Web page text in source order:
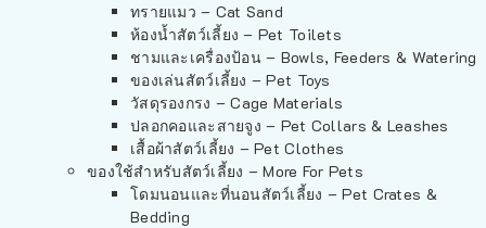
ทรายแมว – Cat Sand
ห้องน้ำสัตว์เลี้ยง – Pet Toilets
ชามและเครื่องป้อน – Bowls, Feeders & Watering
ของเล่นสัตว์เลี้ยง – Pet Toys
วัสดุรองกรง – Cage Materials
ปลอกคอและสายจูง – Pet Collars & Leashes
เสื้อผ้าสัตว์เลี้ยง – Pet Clothes
ของใช้สำหรับสัตว์เลี้ยง – More For Pets
โดมนอนและที่นอนสัตว์เลี้ยง – Pet Crates &
Bedding